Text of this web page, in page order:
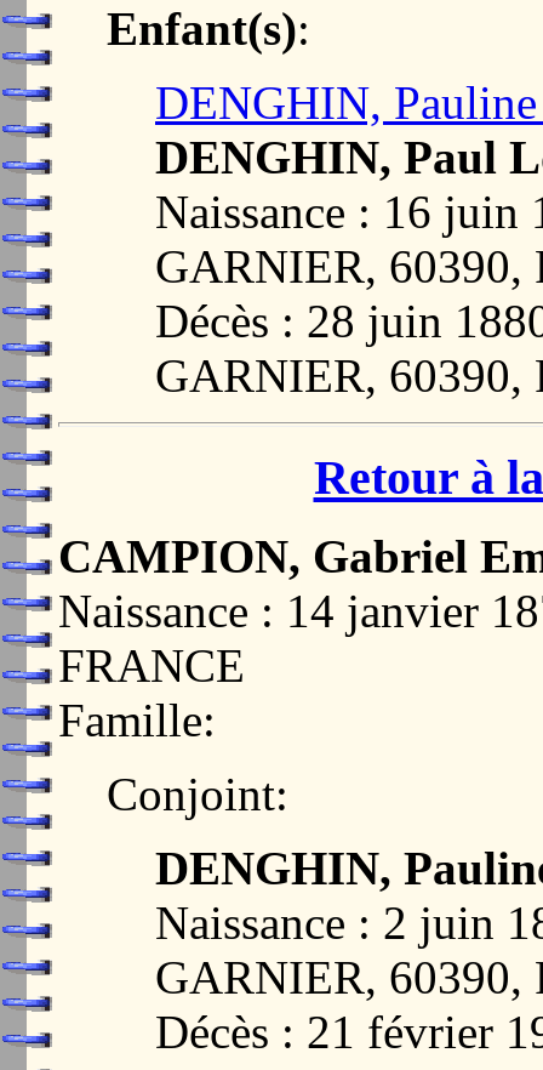
Enfant(s):
DENGHIN,
DENGHIN, Paul
Naissance : 16
GARNIER, 60390,
Décès : 28 juin
GARNIER, 60390,
Retour à
CAMPION, Gabriel
Naissance : 14 janvier
FRANCE
Famille:
Conjoint:
DENGHIN,
Naissance : 2 juin
GARNIER, 60390,
Décès : 21 février